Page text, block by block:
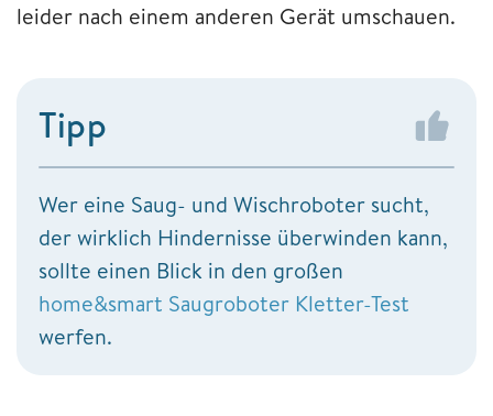
leider nach einem anderen Gerät umschauen.
Tipp
Wer eine Saug- und Wischroboter sucht,
der wirklich Hindernisse überwinden kann,
sollte einen Blick in den großen
home&smart Saugroboter Kletter-Test
werfen.